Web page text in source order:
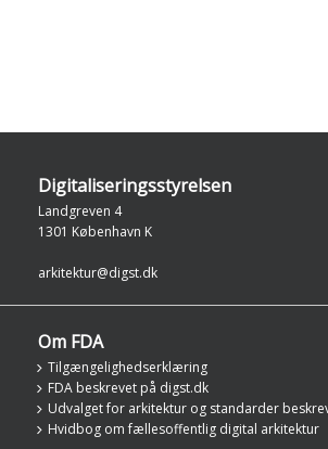
Digitaliseringsstyrelsen
Landgreven 4
1301 København K
arkitektur@digst.dk
Om FDA
Tilgængelighedserklæring
FDA beskrevet på digst.dk
Udvalget for arkitektur og standarder
Hvidbog om fællesoffentlig digital arkitektur